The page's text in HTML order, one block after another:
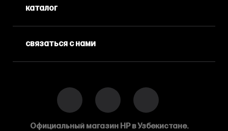
каталог
связаться с нами
Официальный магазин HP в Узбекистане.